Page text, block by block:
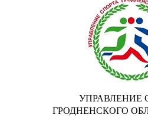
УПРАВЛЕНИЕ
ГРОДНЕНСКОГО